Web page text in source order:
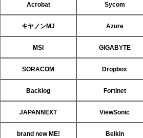
Acrobat Sycom
キヤノンMJ Azure
MSI GIGABYTE
SORACOM Dropbox
Backlog Fortinet
JAPANNEXT ViewSonic
brand new ME! Belkin